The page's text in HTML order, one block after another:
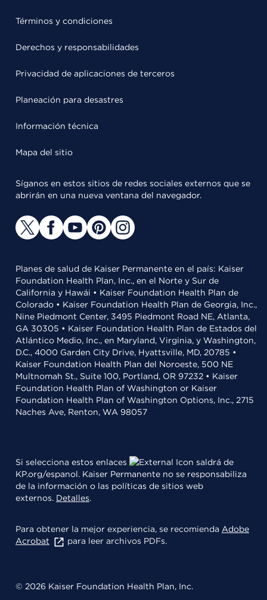
Términos y condiciones
Derechos y responsabilidades
Privacidad de aplicaciones de terceros
Planeación para desastres
Información técnica
Mapa del sitio
Síganos en estos sitios de redes sociales externos que se
abrirán en una nueva ventana del navegador.
Planes de salud de Kaiser Permanente en el país: Kaiser
Foundation Health Plan, Inc., en el Norte y Sur de
California y Hawái • Kaiser Foundation Health Plan de
Colorado • Kaiser Foundation Health Plan de Georgia, Inc.,
Nine Piedmont Center, 3495 Piedmont Road NE, Atlanta,
GA 30305 • Kaiser Foundation Health Plan de Estados del
Atlántico Medio, Inc., en Maryland, Virginia, y Washington,
D.C., 4000 Garden City Drive, Hyattsville, MD, 20785 •
Kaiser Foundation Health Plan del Noroeste, 500 NE
Multnomah St., Suite 100, Portland, OR 97232 • Kaiser
Foundation Health Plan of Washington or Kaiser
Foundation Health Plan of Washington Options, Inc., 2715
Naches Ave, Renton, WA 98057
Si selecciona estos enlaces
saldrá de
KP.org/espanol. Kaiser Permanente no se responsabiliza
de la información o las políticas de sitios web
externos. Detalles.
Para obtener la mejor experiencia, se recomienda Adobe
Acrobat
para leer archivos PDFs.
© 2026 Kaiser Foundation Health Plan, Inc.